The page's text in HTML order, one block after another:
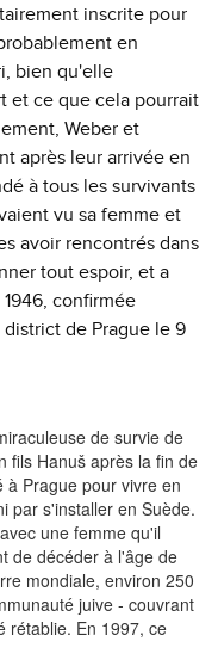
inscrite pour
en
bien qu'elle
et ce que cela pourrait
Weber et
après leur arrivée en
à tous les survivants
vu sa femme et
avoir rencontrés dans
tout espoir, et a
confirmée
de Prague le 9
de survie de
fils Hanuš après la fin de
Prague pour vivre en
par s'installer en Suède.
une femme qu'il
de décéder à l'âge de
mondiale, environ 250
juive - couvrant
rétablie. En 1997, ce